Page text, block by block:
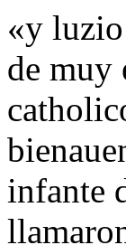
«y
de muy
infante